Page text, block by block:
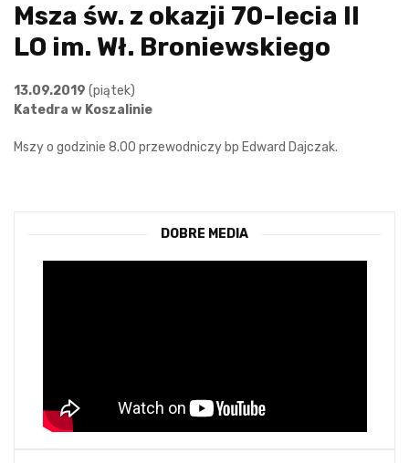
Msza św. z okazji 70-lecia II
LO im. Wł. Broniewskiego
13.09.2019 (piątek)
Katedra w Koszalinie
Mszy o godzinie 8.00 przewodniczy bp Edward Dajczak.
DOBRE MEDIA